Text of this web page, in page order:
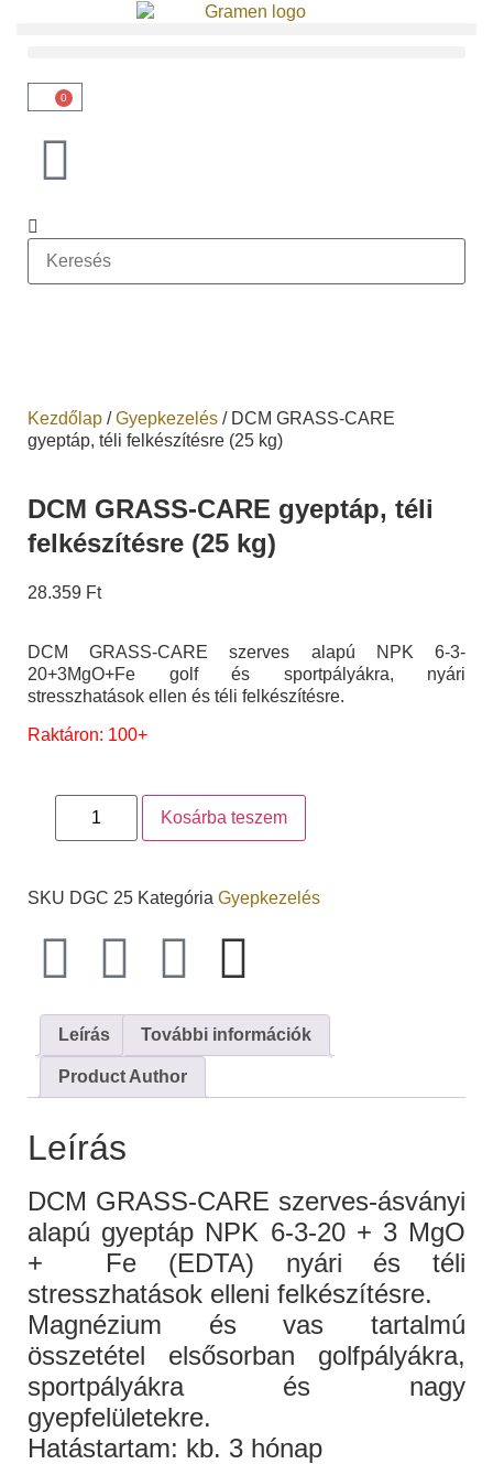
0
Kezdőlap /Gyepkezelés / DCM GRASS-CARE
gyeptáp, téli felkészítésre (25 kg)
DCM GRASS-CARE gyeptáp, téli
felkészítésre (25 kg)
28.359 Ft
DCM GRASS-CARE szerves alapú NPK 6-3-
20+3MgO+Fe golf és sportpályákra, nyári
stresszhatások ellen és téli felkészítésre.
Raktáron: 100+
Kosárba teszem
SKU DGC 25 Kategória Gyepkezelés
Leírás További információk
Product Author
Leírás
DCM GRASS-CARE szerves-ásványi
alapú gyeptáp NPK 6-3-20 + 3 MgO
+ Fe (EDTA) nyári és téli
stresszhatások elleni felkészítésre.
Magnézium és vas tartalmú
összetétel elsősorban golfpályákra,
sportpályákra és nagy
gyepfelületekre.
Hatástartam: kb. 3 hónap